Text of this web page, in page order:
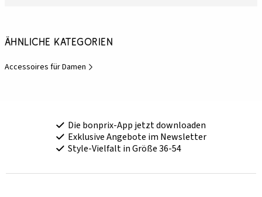
Ähnliche Kategorien
Accessoires für Damen
Die bonprix-App jetzt downloaden
Exklusive Angebote im Newsletter
Style-Vielfalt in Größe 36-54